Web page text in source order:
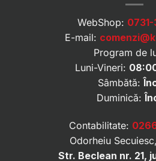
WebShop:
E-mail:
Program de
Luni-Vineri:
Sâmbătă:
Duminică:
Contabilitate:
Odorheiu
Str. Beclean nr. 21,